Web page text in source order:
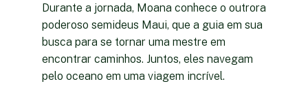
Durante a jornada, Moana conhece o outrora
poderoso semideus Maui, que a guia em sua
busca para se tornar uma mestre em
encontrar caminhos. Juntos, eles navegam
pelo oceano em uma viagem incrível.